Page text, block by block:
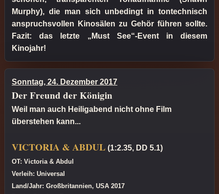
Murphy), die man sich unbedingt in tontechnisch
anspruchsvollen Kinosälen zu Gehör führen sollte.
Fazit: das letzte „Must See“-Event in diesem
Kinojahr!
Sonntag, 24. Dezember 2017
Der Freund der Königin
Weil man auch Heiligabend nicht ohne Film
überstehen kann...
VICTORIA & ABDUL (1:2.35, DD 5.1)
OT: Victoria & Abdul
Verleih: Universal
Land/Jahr: Großbritannien, USA 2017